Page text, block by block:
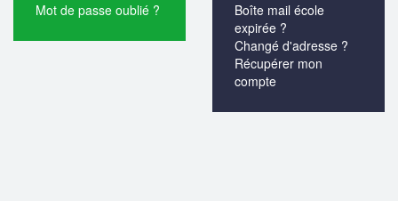
Mot de passe oublié ?
Boîte mail école
expirée ?
Changé d'adresse ?
Récupérer mon
compte